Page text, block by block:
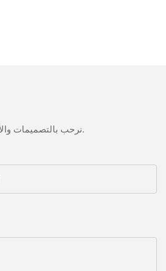
نرحب بالتصميمات والأفكار المخصصة وقادرة على تلبية المتطلبات المحددة. لمزيد من المعلومات، يرجى زيارة الموقع الإلكتروني أو الاتصال بنا مباشرة مع أسئلة أو استفسارات.